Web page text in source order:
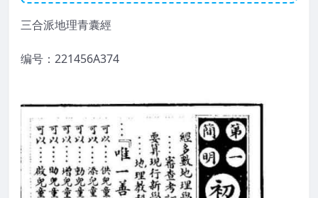
三合派地理青囊經
编号：221456A374